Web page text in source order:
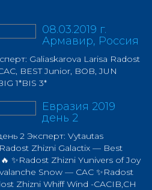
08.03.2019 г.
Армавир, Россия
Galiaskarova Larisa Radost
BEST Junior, BOB, JUN
1*BIS 3*
Евразия 2019
день 2
2 Эксперт: Vytautas
Zhizni Galactix — Best
✨Radost Zhizni Yunivers of Joy
Snow — CAC ✨Radost
Zhizni Whiff Wind -CACIB,CH